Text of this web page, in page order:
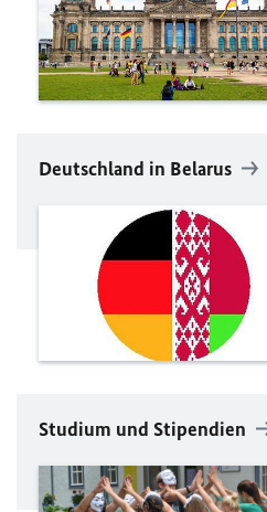
Deutschland in Belarus
Studium und Stipendien